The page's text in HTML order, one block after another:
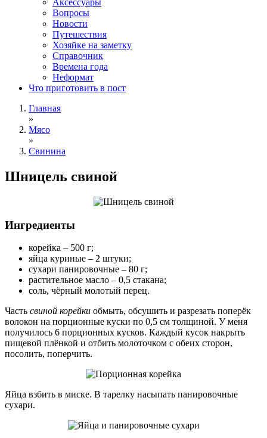
Аксессуары
Вопросы
Новости
Путешествия
Хозяйке на заметку
Справочник
Времена года
Неформат
Что приготовить в пост
Главная
»
Мясо
»
Свинина
Шницель свиной
Ингредиенты
корейка – 500 г;
яйца куриные – 2 штуки;
сухари панировочные – 80 г;
растительное масло – 0,5 стакана;
соль, чёрный молотый перец.
Часть свиной корейки обмыть, обсушить и разрезать поперёк
волокон на порционные куски по 0,5 см толщиной. У меня
получилось 6 порционных кусков. Каждый кусок накрыть
пищевой плёнкой и отбить молоточком с обеих сторон,
посолить, поперчить.
Яйца взбить в миске. В тарелку насыпать панировочные
сухари.